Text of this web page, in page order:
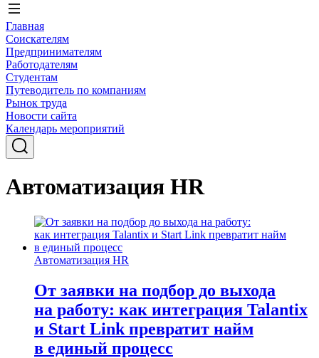
Главная
Соискателям
Предпринимателям
Работодателям
Студентам
Путеводитель по компаниям
Рынок труда
Новости сайта
Календарь мероприятий
Автоматизация HR
Автоматизация HR
От заявки на подбор до выхода
на работу: как интеграция Talantix
и Start Link превратит найм
в единый процесс